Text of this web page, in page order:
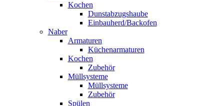
Kochen
Dunstabzugshaube
Einbauherd/Backofen
Naber
Armaturen
Küchenarmaturen
Kochen
Zubehör
Müllsysteme
Müllsysteme
Zubehör
Spülen